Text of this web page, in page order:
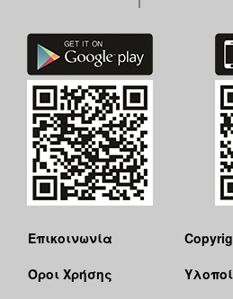
Επικοινωνία
Όροι Χρήσης